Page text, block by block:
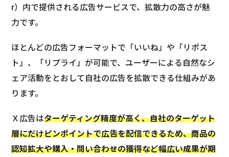
r）内で提供される広告サービスで、拡散力の高さが魅
力です。
ほとんどの広告フォーマットで「いいね」や「リポス
ト」、「リプライ」が可能で、ユーザーによる自然なシ
ェア活動をとおして自社の広告を拡散できる仕組みがあ
ります。
Ｘ広告はターゲティング精度が高く、自社のターゲット
層にだけピンポイントで広告を配信できるため、商品の
認知拡大や購入・問い合わせの獲得など幅広い成果が期